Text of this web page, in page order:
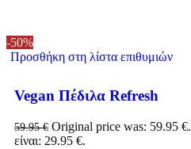
-50%
Προσθήκη στη λίστα επιθυμιών
Vegan Πέδιλα Refresh
59.95€ Original price was: 59.95 €.
είναι: 29.95 €.